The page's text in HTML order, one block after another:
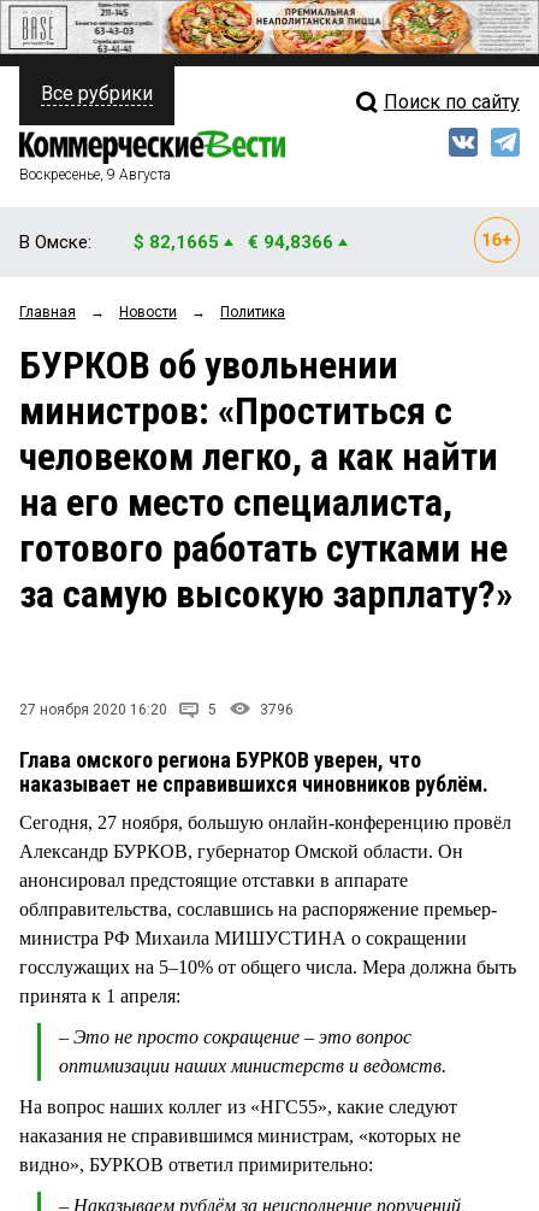
ПОЛИТИКА
ФИНАНСЫ
ОБЩЕСТВО
ЗАКОН
НОВОСТИ КОМПАНИЙ
СТИЛЬ ЖИЗНИ
Свежий выпуск
Рейтинги
Блоги
Архив
Все рубрики Поиск по сайту
Воскресенье, 9 Августа
В Омске: $ 82,1665 € 94,8366
Главная → Новости → Политика
БУРКОВ об увольнении
министров: «Проститься с
человеком легко, а как найти
на его место специалиста,
готового работать сутками не
за самую высокую зарплату?»
27 ноября 2020 16:20 5 3796
Глава омского региона БУРКОВ уверен, что
наказывает не справившихся чиновников рублём.
Сегодня, 27 ноября, большую онлайн-конференцию провёл
Александр БУРКОВ, губернатор Омской области. Он
анонсировал предстоящие отставки в аппарате
облправительства, сославшись на распоряжение премьер-
министра РФ Михаила МИШУСТИНА о сокращении
госслужащих на 5–10% от общего числа. Мера должна быть
принята к 1 апреля:
– Это не просто сокращение – это вопрос
оптимизации наших министерств и ведомств.
На вопрос наших коллег из «НГС55», какие следуют
наказания не справившимся министрам, «которых не
видно», БУРКОВ ответил примирительно:
– Наказываем рублём за неисполнение поручений,